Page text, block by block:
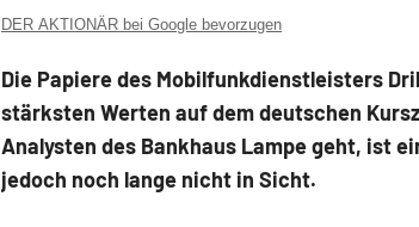
DER AKTIONÄR bei Google bevorzugen
Die Papiere des Mobilfunkdienstleisters
stärksten Werten auf dem deutschen
Analysten des Bankhaus Lampe geht, ist
jedoch noch lange nicht in Sicht.